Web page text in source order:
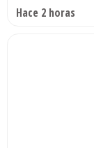
Hace 2 horas